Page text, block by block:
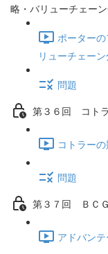
略・バリューチェー
ポーター
リューチェー
問題
第３６回 コト
コトラー
問題
第３７回 ＢＣ
アドバン